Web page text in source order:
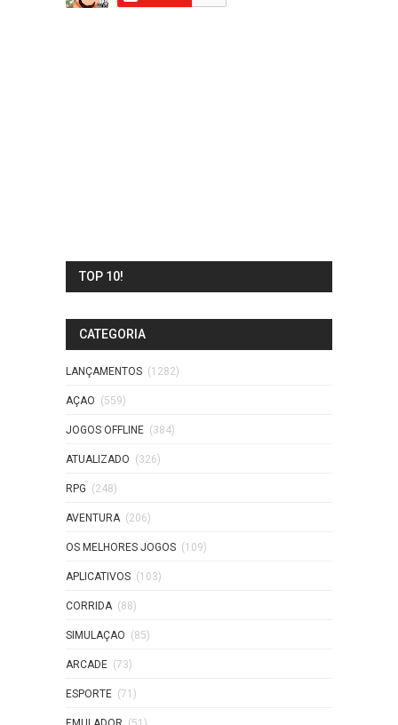
TOP 10!
CATEGORIA
LANÇAMENTOS (1282)
AÇAO (559)
JOGOS OFFLINE (384)
ATUALIZADO (326)
RPG (248)
AVENTURA (206)
OS MELHORES JOGOS (109)
APLICATIVOS (103)
CORRIDA (88)
SIMULAÇAO (85)
ARCADE (73)
ESPORTE (71)